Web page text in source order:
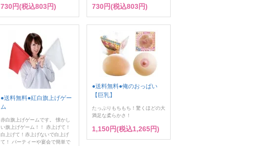
730円(税込803円) 730円(税込803円)
●送料無料●紅白旗上げゲー
ム
赤白旗上げゲームです。 懐かし
い旗上げゲーム！！ 赤上げて！
白上げて！赤上げないで白上げ
て！ パーティーや宴会で簡単で
●送料無料●俺のおっぱい
【巨乳】
たっぷりもちもち！驚くほどの大
満足な柔らかさ！
1,150円(税込1,265円)